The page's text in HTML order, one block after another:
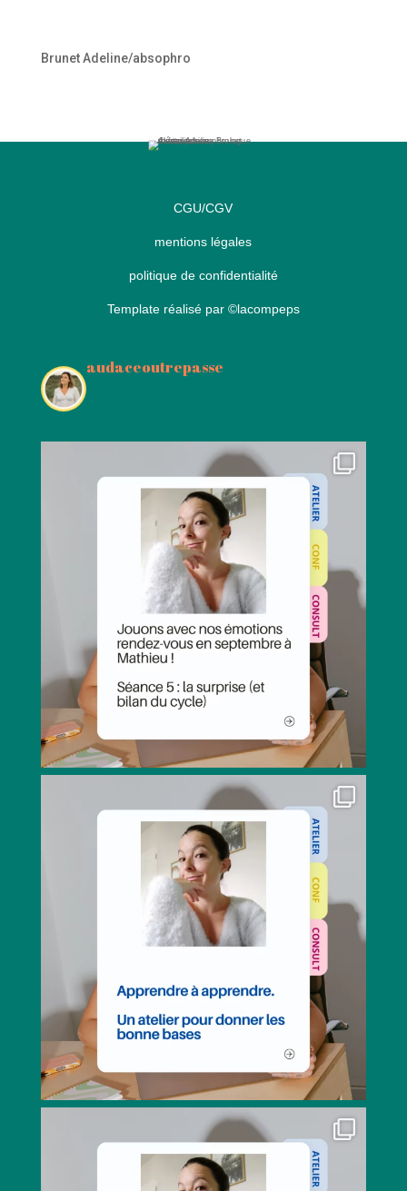
Brunet Adeline/absophro
CGU/CGV
mentions légales
politique de confidentialité
Template réalisé par ©lacompeps
audaceoutrepasse
👩🏻‍💼consultante formatrice spécialisée mécanisme
du stress émotions